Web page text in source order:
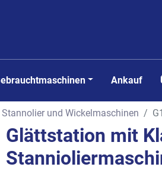
Gebrauchtmaschinen Ankauf
Stannolier und Wickelmaschinen
Glättstation mit